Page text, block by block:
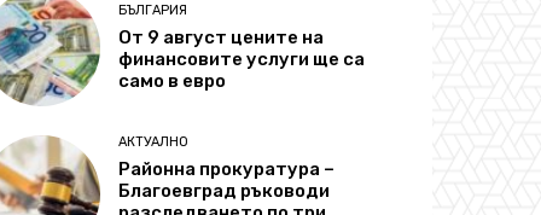
БЪЛГАРИЯ
От 9 август цените на
финансовите услуги ще са
само в евро
АКТУАЛНО
Районна прокуратура –
Благоевград ръководи